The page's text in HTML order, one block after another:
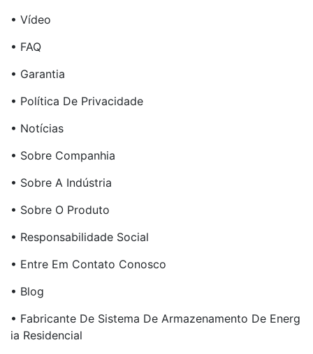
• Vídeo
• FAQ
• Garantia
• Política De Privacidade
• Notícias
• Sobre Companhia
• Sobre A Indústria
• Sobre O Produto
• Responsabilidade Social
• Entre Em Contato Conosco
• Blog
• Fabricante De Sistema De Armazenamento De Energ
Ia Residencial